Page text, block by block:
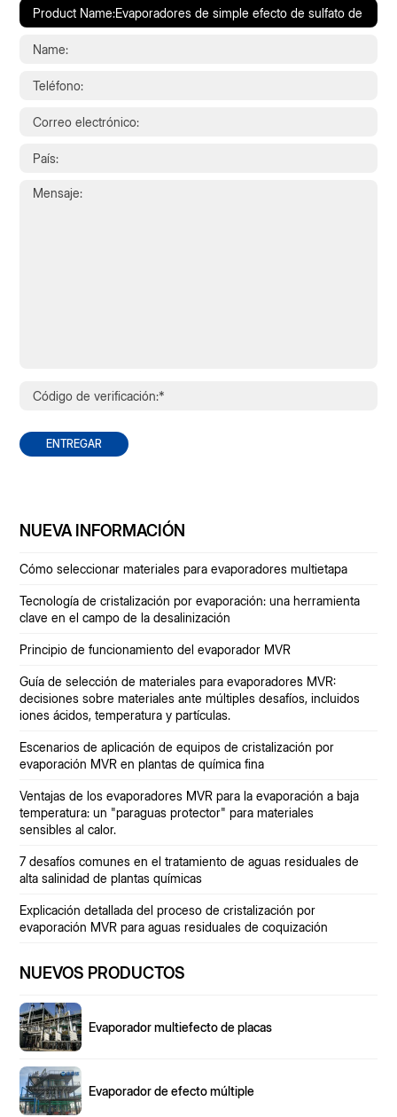
NUEVA INFORMACIÓN
Cómo seleccionar materiales para evaporadores multietapa
Tecnología de cristalización por evaporación: una herramienta
clave en el campo de la desalinización
Principio de funcionamiento del evaporador MVR
Guía de selección de materiales para evaporadores MVR:
decisiones sobre materiales ante múltiples desafíos, incluidos
iones ácidos, temperatura y partículas.
Escenarios de aplicación de equipos de cristalización por
evaporación MVR en plantas de química fina
Ventajas de los evaporadores MVR para la evaporación a baja
temperatura: un "paraguas protector" para materiales
sensibles al calor.
7 desafíos comunes en el tratamiento de aguas residuales de
alta salinidad de plantas químicas
Explicación detallada del proceso de cristalización por
evaporación MVR para aguas residuales de coquización
NUEVOS PRODUCTOS
Evaporador multiefecto de placas
Evaporador de efecto múltiple
ENTREGAR